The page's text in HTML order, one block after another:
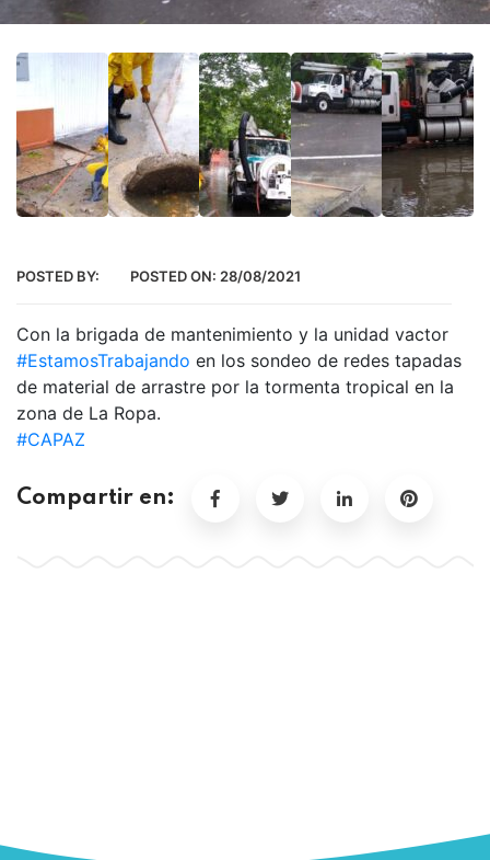
POSTED BY: POSTED ON: 28/08/2021
Con la brigada de mantenimiento y la unidad vactor
#EstamosTrabajando en los sondeo de redes tapadas
de material de arrastre por la tormenta tropical en la
zona de La Ropa.
#CAPAZ
Compartir en: